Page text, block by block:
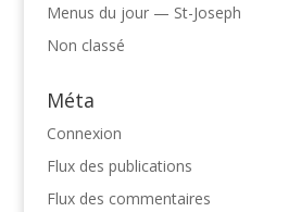
Menus du jour — St-Joseph
Non classé
Méta
Connexion
Flux des publications
Flux des commentaires